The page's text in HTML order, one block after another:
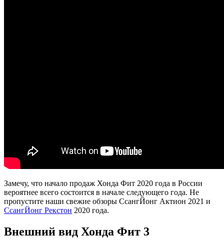
Замечу, что начало продаж Хонда Фит 2020 года в России
вероятнее всего состоится в начале следующего года. Не
пропустите наши свежие обзоры СсангЙонг Актион 2021 и
СсангЙонг Рекстон 2020 года.
Внешний вид Хонда Фит 3